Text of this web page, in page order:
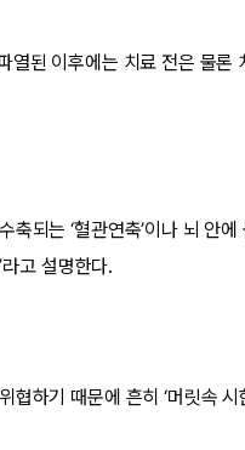
열된 이후에는 치료 전은 물론
되는 ‘혈관연축’이나 뇌 안에
고 설명한다.
하기 때문에 흔히 ‘머릿속 시